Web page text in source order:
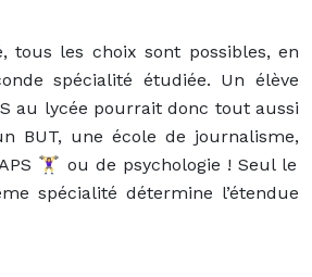
tous les choix sont possibles, en
spécialité étudiée. Un élève
au lycée pourrait donc tout aussi
BUT, une école de journalisme,
🏋️‍♀️ ou de psychologie ! Seul le
spécialité détermine l’étendue